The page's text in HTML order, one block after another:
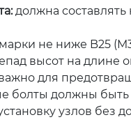
должна составлять
не ниже B25
высот на длине
для
болты должны быть
узлов без